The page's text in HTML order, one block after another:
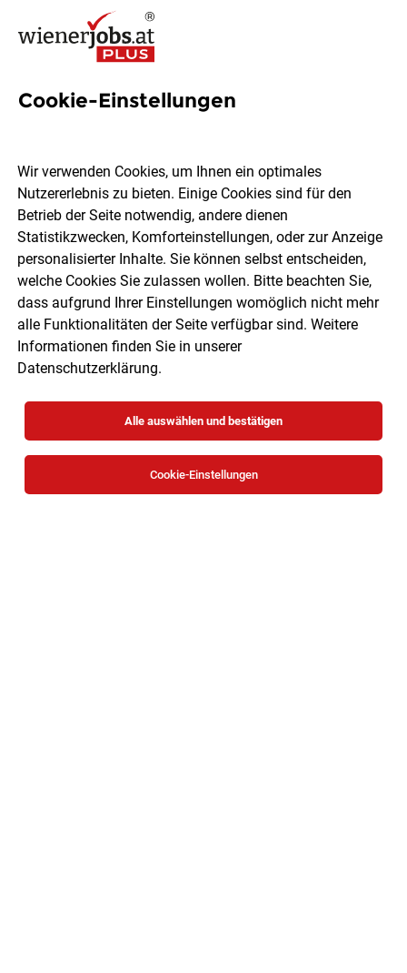
mobile Nachhilfe - Mag. Kügerl
Bildungsmanagement GmbH
Wien Teilzeit
Freelancer, Projektarbeit
Geringfügig
04.08.2026
Cookie-Einstellungen
Wir verwenden Cookies, um Ihnen ein optimales
Nutzererlebnis zu bieten. Einige Cookies sind für den
Betrieb der Seite notwendig, andere dienen
Statistikzwecken, Komforteinstellungen, oder zur Anzeige
personalisierter Inhalte. Sie können selbst entscheiden,
welche Cookies Sie zulassen wollen. Bitte beachten Sie,
dass aufgrund Ihrer Einstellungen womöglich nicht mehr
alle Funktionalitäten der Seite verfügbar sind. Weitere
Informationen finden Sie in unserer
Datenschutzerklärung.
Alle auswählen und bestätigen
Cookie-Einstellungen